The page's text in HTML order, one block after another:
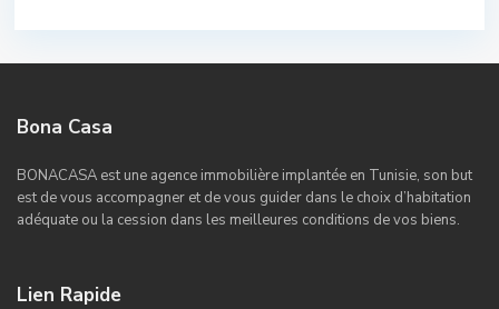
Bona Casa
BONACASA est une agence immobilière implantée en Tunisie, son but
est de vous accompagner et de vous guider dans le choix d’habitation
adéquate ou la cession dans les meilleures conditions de vos biens.
Lien Rapide